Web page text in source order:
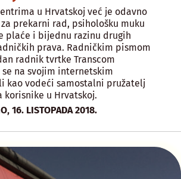
u Hrvatskoj već je odavno
prekarni rad, psihološku muku
plaće i bijednu razinu drugih
prava. Radničkim pismom
radnik tvrtke Transcom
na svojim internetskim
kao vodeći samostalni pružatelj
korisnike u Hrvatskoj.
, 16. LISTOPADA 2018.